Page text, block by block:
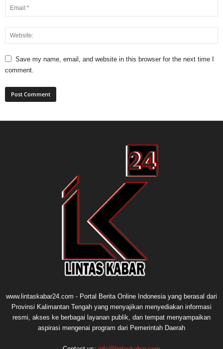
Save my name, email, and website in this browser for the next time I
comment.
www.lintaskabar24.com - Portal Berita Online Indonesia yang berasal dari
Provinsi Kalimantan Tengah yang menyajikan menyediakan informasi
resmi, akses ke berbagai layanan publik, dan tempat menyampaikan
aspirasi mengenai program dari Pemerintah Daerah